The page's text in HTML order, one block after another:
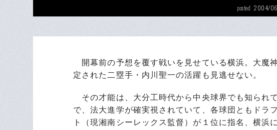
posted 2004/
開幕前の予想を覆す戦いを見せている横浜。大魔
定された二塁手・内川聖一の活躍も見逃せない。
その才能は、大分工時代から中央球界でも知られ
で、法大進学が確実視されていて、各球団ともドラ
ト（現湘南シーレックス監督）が１位に指名、横浜